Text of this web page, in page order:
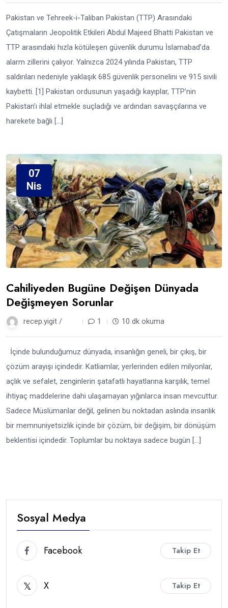
Pakistan ve Tehreek-i-Taliban Pakistan (TTP) Arasındaki
Çatışmaların Jeopolitik Etkileri Abdul Majeed Bhatti Pakistan ve
TTP arasındaki hızla kötüleşen güvenlik durumu İslamabad’da
alarm zillerini çalıyor. Yalnızca 2024 yılında Pakistan, TTP
saldırıları nedeniyle yaklaşık 685 güvenlik personelini ve 915 sivili
kaybetti. [1] Pakistan ordusunun yaşadığı kayıplar, TTP’nin
Pakistan’ı ihlal etmekle suçladığı ve ardından savaşçılarına ve
harekete bağlı […]
07
Nis
Cahiliyeden Bugüne Değişen Dünyada
Değişmeyen Sorunlar
recep.yigit / 1 10 dk okuma
İçinde bulunduğumuz dünyada, insanlığın geneli, bir çıkış, bir
çözüm arayışı içindedir. Katliamlar, yerlerinden edilen milyonlar,
açlık ve sefalet, zenginlerin şatafatlı hayatlarına karşılık, temel
ihtiyaç maddelerine dahi ulaşamayan yığınlarca insan mevcuttur.
Sadece Müslümanlar değil, gelinen bu noktadan aslında insanlık
bir memnuniyetsizlik içinde bir çözüm, bir değişim, bir dönüşüm
beklentisi içindedir. Toplumlar bu noktaya sadece bugün […]
Sosyal Medya
Facebook Takip Et
X Takip Et